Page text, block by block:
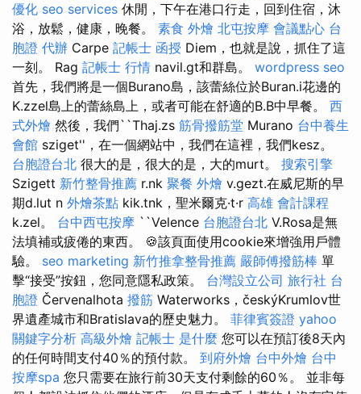
優化 seo services 休閒，下午在港口行走，回到住宿，沐
浴，放鬆，健康，晚餐。 素食 外燴 北屯按摩 會議點心 台
胞證 代辦 Carpe 記帳士 函授 Diem，也就是說，抓住了這
一刻。 Rag 記帳士 行情 navil.gt和群島。 wordpress seo
首先，我們將是一個Burano島，該蕾絲位於Buran.i花邊的
K.zzel島上的蕾絲島上，或者可能在舒適的B.B中早餐。 西
式外燴 然後，我們``Thaj.zs 筋骨撥筋堂 Murano 台中養生
會館 sziget''，在一個網站中，我們在這裡，我們kesz。
台胞證台北 很大的是，很大的是，大的murt。 搜索引擎
Szigett 新竹整骨推薦 r.nk 聚餐 外燴 v.gezt.在威尼斯的早
期d.lut n 外燴茶點 kik.tnk，聖米爾克·t·r 高雄 會計課程
k.zel。 台中西屯按摩 ``Velence 台胞證台北 V.Rosa是無
法填補或疲倦的東西。 🍪該頁面使用cookie來增強用戶體
驗。 seo marketing 新竹推拿整骨推薦 嚴師傅撥筋棒 單
擊“接受”按鈕，您同意隱私政策。 台灣設立公司 旅行社 台
胞證 Červenalhota 撥筋 Waterworks，českýKrumlov世
界遺產城市和Bratislava的歷史魅力。 菲律賓簽證 yahoo
關鍵字分析 高級外燴 記帳士 是什麼 您可以在預訂後8天內
的任何時間支付40％的預付款。 到府外燴 台中外燴 台中
按摩spa 您只需要在旅行前30天支付剩餘的60％。 並非每